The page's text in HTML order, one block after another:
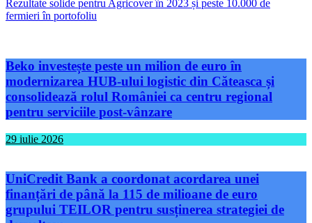
Rezultate solide pentru Agricover în 2023 și peste 10.000 de
fermieri în portofoliu
Beko investește peste un milion de euro în
modernizarea HUB-ului logistic din Căteasca și
consolidează rolul României ca centru regional
pentru serviciile post-vânzare
29 iulie 2026
UniCredit Bank a coordonat acordarea unei
finanțări de până la 115 de milioane de euro
grupului TEILOR pentru susținerea strategiei de